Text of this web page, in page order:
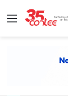
Menu